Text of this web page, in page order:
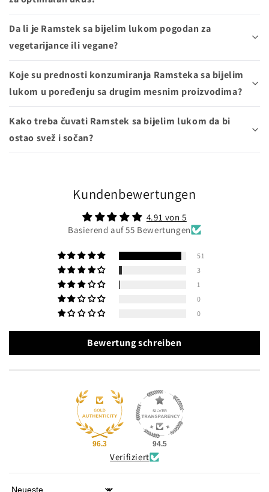
Da li je Ramstek sa bijelim lukom pogodan za
vegetarijance ili vegane?
Koje su prednosti konzumiranja Ramsteka sa bijelim
lukom u poređenju sa drugim mesnim proizvodima?
Kako treba čuvati Ramstek sa bijelim lukom da bi
ostao svež i sočan?
Kundenbewertungen
4.91 von 5
Basierend auf 55 Bewertungen
51
3
1
0
0
Bewertung schreiben
96.3 94.5
Verifiziert